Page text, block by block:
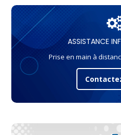
ASSISTANCE
Prise en main à